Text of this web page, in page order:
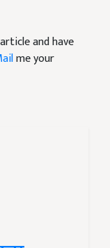
and have
me your